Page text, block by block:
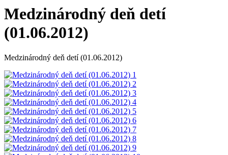
Medzinárodný deň detí
(01.06.2012)
Medzinárodný deň detí (01.06.2012)